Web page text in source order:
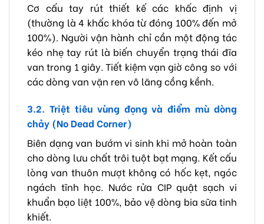
Cơ cấu tay rút thiết kế các khấc định vị
(thường là 4 khấc khóa từ đóng 100% đến mở
100%). Người vận hành chỉ cần một động tác
kéo nhẹ tay rút là biến chuyển trạng thái đĩa
van trong 1 giây. Tiết kiệm vạn giờ công so với
các dòng van vặn ren vô lăng cồng kềnh.
3.2. Triệt tiêu vùng đọng và điểm mù dòng
chảy (No Dead Corner)
Biên dạng van bướm vi sinh khi mở hoàn toàn
cho dòng lưu chất trôi tuột bạt mạng. Kết cấu
lòng van thuôn mượt không có hốc kẹt, ngóc
ngách tĩnh học. Nước rửa CIP quật sạch vi
khuẩn bạo liệt 100%, bảo vệ dòng bia sữa tinh
khiết.